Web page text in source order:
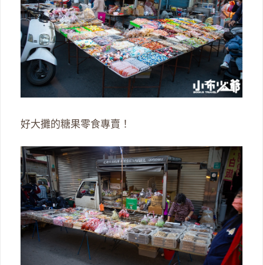
好大攤的糖果零食專賣！